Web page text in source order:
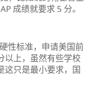
成绩就要求 5 分。
性标准，申请美国前
以上，虽然有些学校
这只是最小要求，国